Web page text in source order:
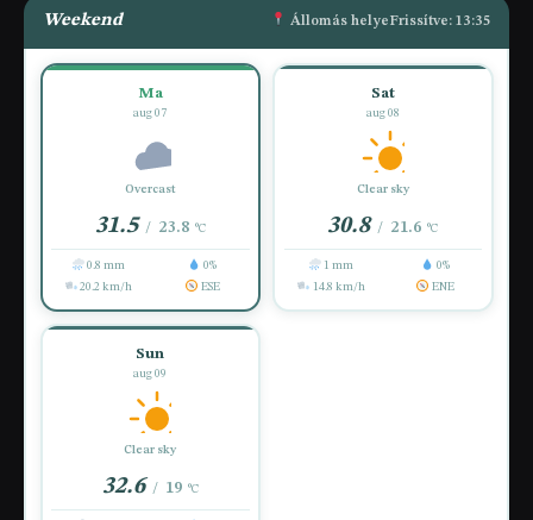
Weekend Állomás helyeFrissítve: 13:35
Ma
aug 07
Overcast
31.5 / 23.8 °C
0.8 mm
0%
20.2 km/h
ESE
Sat
aug 08
Clear sky
30.8 / 21.6 °C
1 mm
0%
14.8 km/h
ENE
Sun
aug 09
Clear sky
32.6 / 19 °C